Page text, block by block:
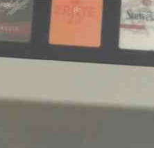
drei